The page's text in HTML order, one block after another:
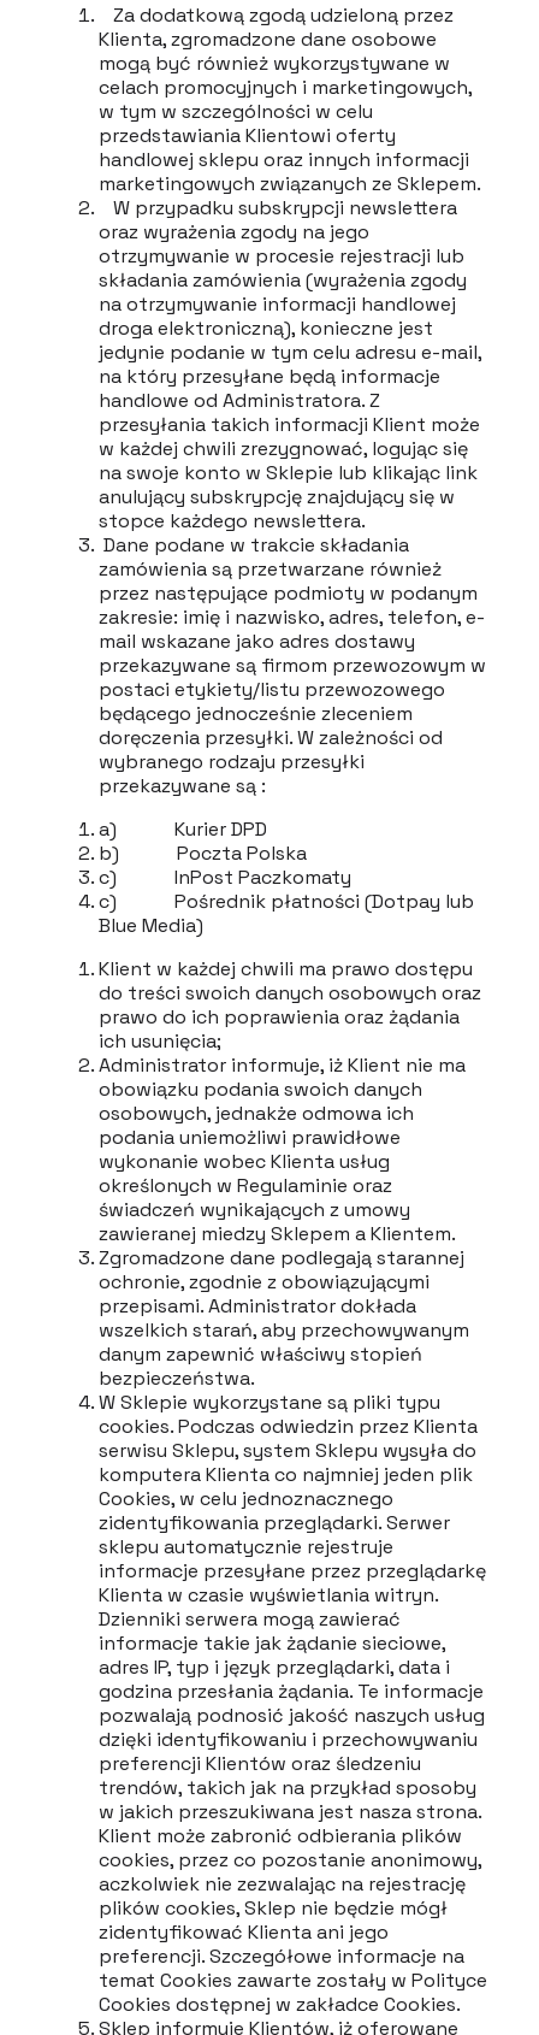
Za dodatkową zgodą udzieloną przez
Klienta, zgromadzone dane osobowe
mogą być również wykorzystywane w
celach promocyjnych i marketingowych,
w tym w szczególności w celu
przedstawiania Klientowi oferty
handlowej sklepu oraz innych informacji
marketingowych związanych ze Sklepem.
W przypadku subskrypcji newslettera
oraz wyrażenia zgody na jego
otrzymywanie w procesie rejestracji lub
składania zamówienia (wyrażenia zgody
na otrzymywanie informacji handlowej
droga elektroniczną), konieczne jest
jedynie podanie w tym celu adresu e-mail,
na który przesyłane będą informacje
handlowe od Administratora. Z
przesyłania takich informacji Klient może
w każdej chwili zrezygnować, logując się
na swoje konto w Sklepie lub klikając link
anulujący subskrypcję znajdujący się w
stopce każdego newslettera.
Dane podane w trakcie składania
zamówienia są przetwarzane również
przez następujące podmioty w podanym
zakresie: imię i nazwisko, adres, telefon, e-
mail wskazane jako adres dostawy
przekazywane są firmom przewozowym w
postaci etykiety/listu przewozowego
będącego jednocześnie zleceniem
doręczenia przesyłki. W zależności od
wybranego rodzaju przesyłki
przekazywane są :
a) Kurier DPD
b) Poczta Polska
c) InPost Paczkomaty
c) Pośrednik płatności (Dotpay lub
Blue Media)
Klient w każdej chwili ma prawo dostępu
do treści swoich danych osobowych oraz
prawo do ich poprawienia oraz żądania
ich usunięcia;
Administrator informuje, iż Klient nie ma
obowiązku podania swoich danych
osobowych, jednakże odmowa ich
podania uniemożliwi prawidłowe
wykonanie wobec Klienta usług
określonych w Regulaminie oraz
świadczeń wynikających z umowy
zawieranej miedzy Sklepem a Klientem.
Zgromadzone dane podlegają starannej
ochronie, zgodnie z obowiązującymi
przepisami. Administrator dokłada
wszelkich starań, aby przechowywanym
danym zapewnić właściwy stopień
bezpieczeństwa.
W Sklepie wykorzystane są pliki typu
cookies. Podczas odwiedzin przez Klienta
serwisu Sklepu, system Sklepu wysyła do
komputera Klienta co najmniej jeden plik
Cookies, w celu jednoznacznego
zidentyfikowania przeglądarki. Serwer
sklepu automatycznie rejestruje
informacje przesyłane przez przeglądarkę
Klienta w czasie wyświetlania witryn.
Dzienniki serwera mogą zawierać
informacje takie jak żądanie sieciowe,
adres IP, typ i język przeglądarki, data i
godzina przesłania żądania. Te informacje
pozwalają podnosić jakość naszych usług
dzięki identyfikowaniu i przechowywaniu
preferencji Klientów oraz śledzeniu
trendów, takich jak na przykład sposoby
w jakich przeszukiwana jest nasza strona.
Klient może zabronić odbierania plików
cookies, przez co pozostanie anonimowy,
aczkolwiek nie zezwalając na rejestrację
plików cookies, Sklep nie będzie mógł
zidentyfikować Klienta ani jego
preferencji. Szczegółowe informacje na
temat Cookies zawarte zostały w Polityce
Cookies dostępnej w zakładce Cookies.
Sklep informuje Klientów, iż oferowane